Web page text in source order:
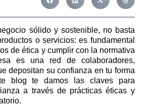
sólido y sostenible, no basta
o servicios: es fundamental
de ética y cumplir con la normativa
es una red de colaboradores,
depositan su confianza en tu forma
blog te damos las claves para
a través de prácticas éticas y